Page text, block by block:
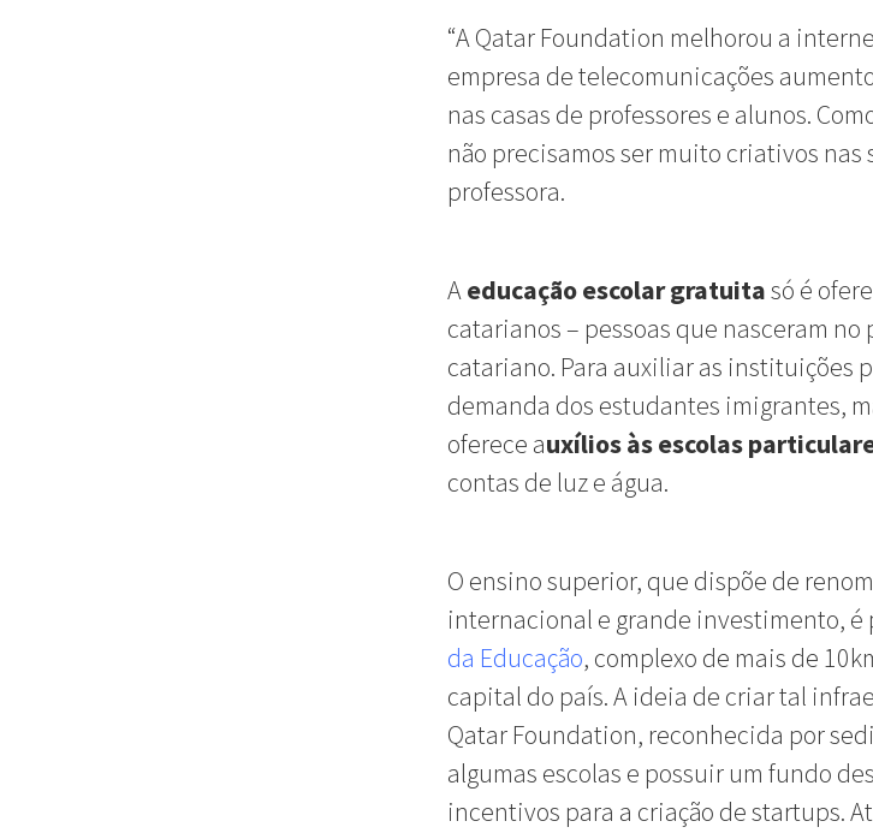
“A Qatar Foundation melhorou a
empresa de telecomunicações
nas casas de professores e alunos.
não precisamos ser muito criativos nas
professora.
Aeducação escolar gratuitasó é
catarianos – pessoas que nasceram no
catariano. Para auxiliar as instituições
demanda dos estudantes imigrantes,
oferece auxílios às escolas
contas de luz e água.
O ensino superior, que dispõe de
internacional e grande investimento, é
da Educação, complexo de mais de
capital do país. A ideia de criar tal
Qatar Foundation, reconhecida por
algumas escolas e possuir um fundo
incentivos para a criação de startups.